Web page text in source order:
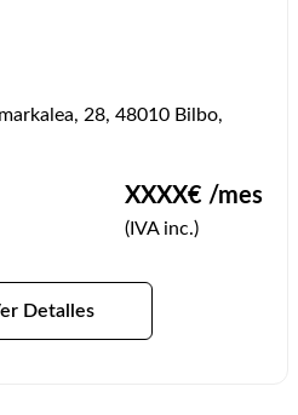
28, 48010 Bilbo,
XXXX€ /mes
(IVA inc.)
Detalles